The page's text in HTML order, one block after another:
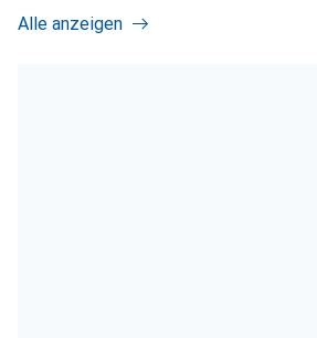
Alle anzeigen